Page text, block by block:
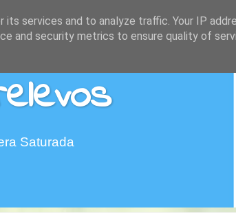
Saturada
services and to analyze traffic. Your IP
and security metrics to ensure quality of